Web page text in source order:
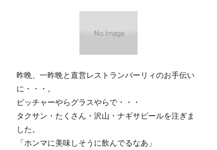
昨晩、一昨晩と直営レストランバーリィのお手伝い
に・・・。
ピッチャーやらグラスやらで・・・
タクサン・たくさん・沢山・ナギサビールを注ぎま
した。
「ホンマに美味しそうに飲んでるなあ」